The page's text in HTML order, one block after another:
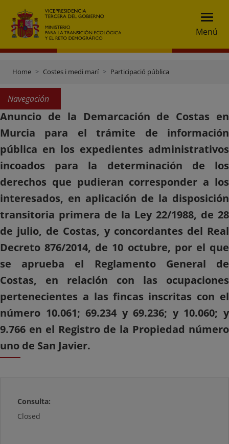
Menú
Home Costes i medi marí Participació pública
Navegación
Anuncio de la Demarcación de Costas en
Murcia para el trámite de información
pública en los expedientes administrativos
incoados para la determinación de los
derechos que pudieran corresponder a los
interesados, en aplicación de la disposición
transitoria primera de la Ley 22/1988, de 28
de julio, de Costas, y concordantes del Real
Decreto 876/2014, de 10 octubre, por el que
se aprueba el Reglamento General de
Costas, en relación con las ocupaciones
pertenecientes a las fincas inscritas con el
número 10.061; 69.234 y 69.236; y 10.060; y
9.766 en el Registro de la Propiedad número
uno de San Javier.
Consulta:
Closed